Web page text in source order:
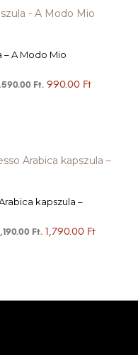
– A Modo Mio
Ft. 990.00 Ft
kapszula –
Ft. 1,790.00 Ft